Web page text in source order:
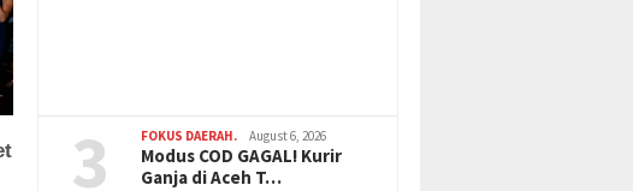
3 FOKUS DAERAH. August 6, 2026
Modus COD GAGAL! Kurir
Ganja di Aceh T…